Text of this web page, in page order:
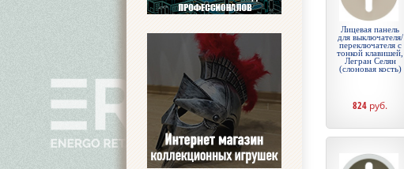
Лицевая панель
для выключателя/
переключателя с
тонкой клавишей,
Легран Селян
(слоновая кость)
824 руб.